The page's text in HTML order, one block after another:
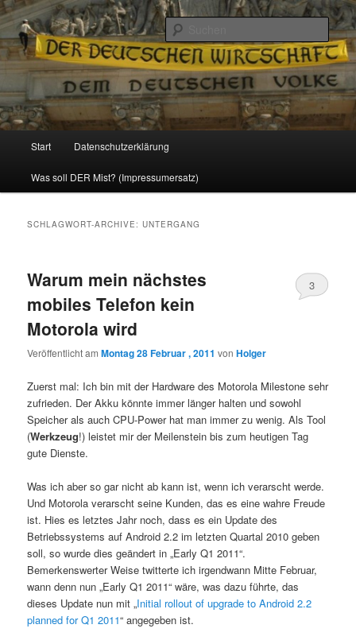
Reizzentrum
Politik, Wirtschaft, Soziales und Gesellschaft
Zum
Inhalt
Zum
sekundären
Start Datenschutzerklärung
Was soll DER Mist? (Impressumersatz)
SCHLAGWORT-ARCHIVE:UNTERGANG
Warum mein nächstes
mobiles Telefon kein
Motorola wird
Veröffentlicht amMontag 28 Februar , 2011 vonHolger
3
Zuerst mal: Ich bin mit der Hardware des Motorola Milestone sehr
zufrieden. Der Akku könnte immer länger halten und sowohl
Speicher als auch CPU-Power hat man immer zu wenig. Als Tool
(Werkzeug!) leistet mir der Meilenstein bis zum heutigen Tag
gute Dienste.
Was ich aber so gar nicht ab kann ist, wenn ich verarscht werde.
Und Motorola verarscht seine Kunden, das es eine wahre Freude
ist. Hies es letztes Jahr noch, dass es ein Update des
Betriebssystems auf Android 2.2 im letzten Quartal 2010 geben
soll, so wurde dies geändert in „Early Q1 2011“.
Bemerkenswerter Weise twitterte ich irgendwann Mitte Februar,
wann denn nun „Early Q1 2011“ wäre, was dazu führte, das
dieses Update nun mit „Initial rollout of upgrade to Android 2.2
planned for Q1 2011“ angegeben ist.